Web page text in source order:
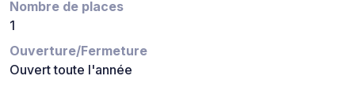
Nombre de places
1
Ouverture/Fermeture
Ouvert toute l'année